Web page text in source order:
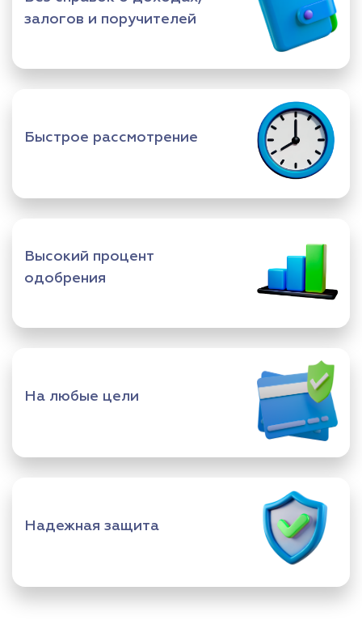
залогов и поручителей
Быстрое рассмотрение
Высокий процент
одобрения
На любые цели
Надежная защита